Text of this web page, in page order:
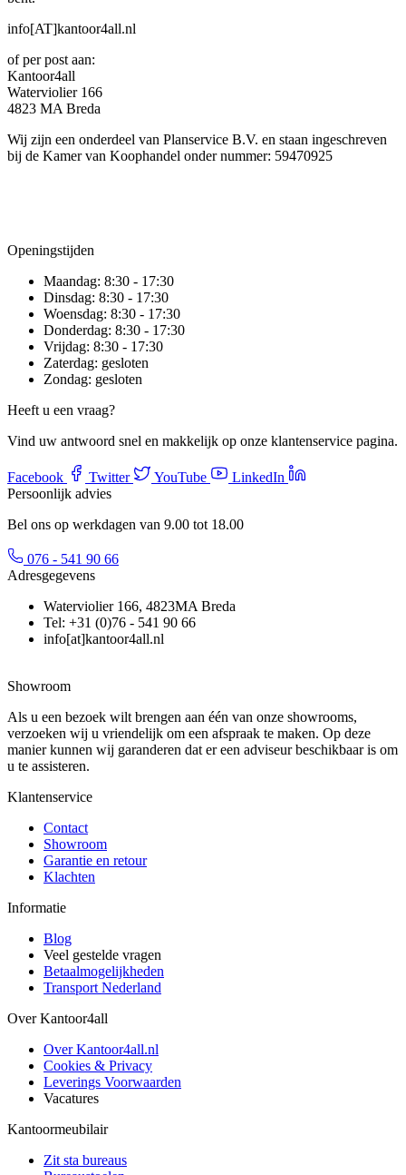
info[AT]kantoor4all.nl
of per post aan:
Kantoor4all
Waterviolier 166
4823 MA Breda
Wij zijn een onderdeel van Planservice B.V. en staan ingeschreven
bij de Kamer van Koophandel onder nummer: 59470925
Openingstijden
Maandag: 8:30 - 17:30
Dinsdag: 8:30 - 17:30
Woensdag: 8:30 - 17:30
Donderdag: 8:30 - 17:30
Vrijdag: 8:30 - 17:30
Zaterdag: gesloten
Zondag: gesloten
Heeft u een vraag?
Vind uw antwoord snel en makkelijk op onze klantenservice pagina.
Facebook Twitter YouTube
LinkedIn
Persoonlijk advies
Bel ons op werkdagen van 9.00 tot 18.00
076 - 541 90 66
Adresgegevens
Waterviolier 166, 4823MA Breda
Tel: +31 (0)76 - 541 90 66
info[at]kantoor4all.nl
Showroom
Als u een bezoek wilt brengen aan één van onze showrooms,
verzoeken wij u vriendelijk om een afspraak te maken. Op deze
manier kunnen wij garanderen dat er een adviseur beschikbaar is om
u te assisteren.
Klantenservice
Contact
Showroom
Garantie en retour
Klachten
Informatie
Blog
Veel gestelde vragen
Betaalmogelijkheden
Transport Nederland
Over Kantoor4all
Over Kantoor4all.nl
Cookies & Privacy
Leverings Voorwaarden
Vacatures
Kantoormeubilair
Zit sta bureaus